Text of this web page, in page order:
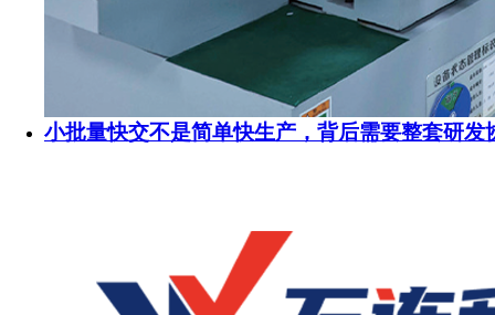
小批量快交不是简单快生产，背后需要整套研发